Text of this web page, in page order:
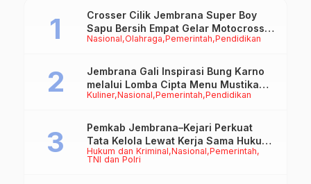
Nasional Olahraga Pemerintah Pendidikan
Crosser Cilik Jembrana Super Boy
Sapu Bersih Empat Gelar Motocross
50cc
Kuliner Nasional Pemerintah Pendidikan
Jembrana Gali Inspirasi Bung Karno
melalui Lomba Cipta Menu Mustika
Rasa
Hukum dan Kriminal Nasional Pemerintah
TNI dan Polri
Pemkab Jembrana–Kejari Perkuat
Tata Kelola Lewat Kerja Sama Hukum
Datun